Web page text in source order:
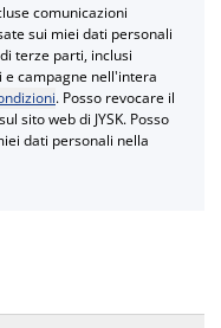
comunicazioni
sui miei dati personali
terze parti, inclusi
campagne nell'intera
. Posso revocare il
sito web di JYSK. Posso
dati personali nella